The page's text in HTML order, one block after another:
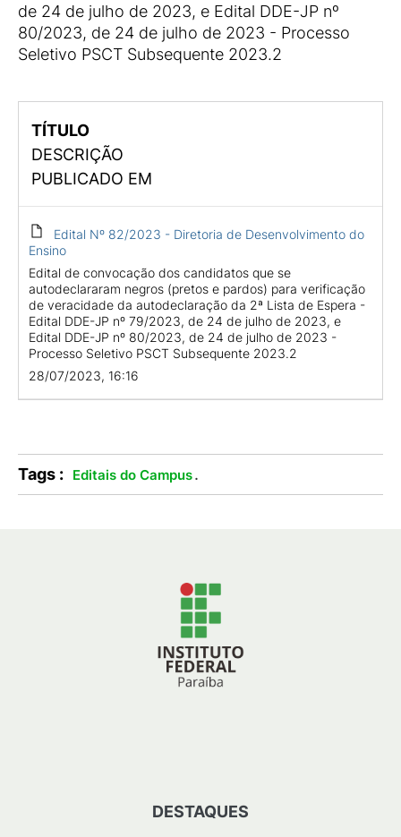
de 24 de julho de 2023, e Edital DDE-JP nº
80/2023, de 24 de julho de 2023 - Processo
Seletivo PSCT Subsequente 2023.2
TÍTULO
DESCRIÇÃO
PUBLICADO EM
Edital Nº 82/2023 - Diretoria de Desenvolvimento do
Ensino
Edital de convocação dos candidatos que se
autodeclararam negros (pretos e pardos) para verificação
de veracidade da autodeclaração da 2ª Lista de Espera -
Edital DDE-JP nº 79/2023, de 24 de julho de 2023, e
Edital DDE-JP nº 80/2023, de 24 de julho de 2023 -
Processo Seletivo PSCT Subsequente 2023.2
28/07/2023, 16:16
Tags : Editais do Campus.
DESTAQUES